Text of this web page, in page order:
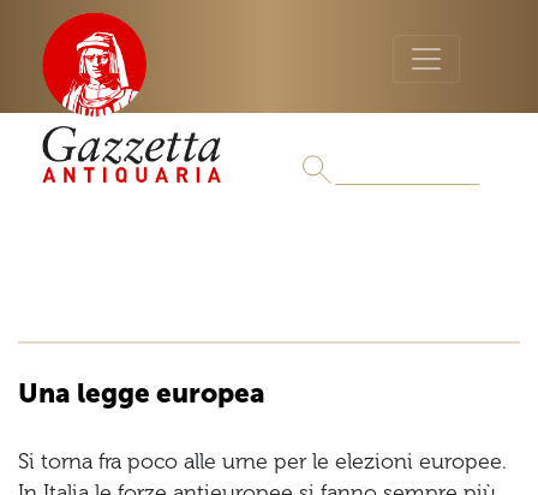
Una legge europea
Si torna fra poco alle urne per le elezioni europee.